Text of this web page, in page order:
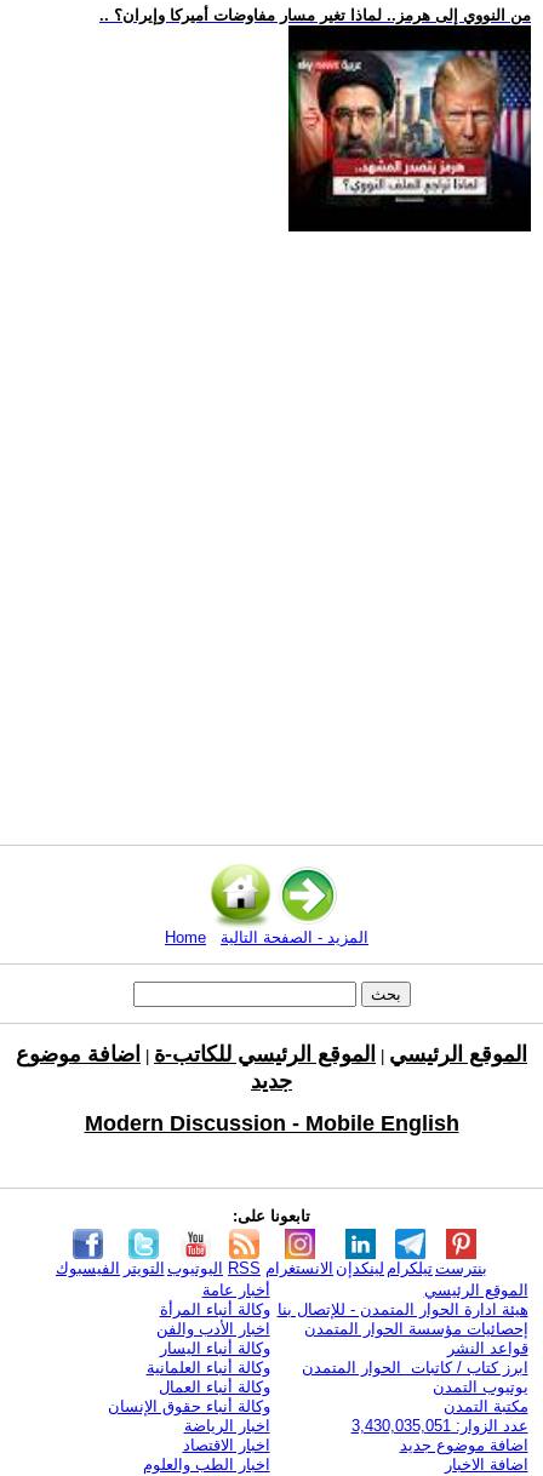
.. من النووي إلى هرمز.. لماذا تغير مسار مفاوضات أميركا وإيران؟
Home المزيد - الصفحة التالية
الموقع الرئيسي الموقع الرئيسي للكاتب-ة
اضافة موضوع
جديد
Modern Discussion - Mobile English
تابعونا على:
الفيسبوك التويتر اليوتيوب RSS الانستغرام لينكدإن تيلكرامبنترست
الموقع الرئيسي
هيئة ادارة الحوار المتمدن - للإتصال بنا
إحصائيات مؤسسة الحوار المتمدن
قواعد النشر
ابرز كتاب / كاتبات الحوار المتمدن
يوتيوب التمدن
مكتبة التمدن
عدد الزوار: 3,430,035,051
اضافة موضوع جديد
اضافة الاخبار
أخبار عامة
وكالة أنباء المرأة
اخبار الأدب والفن
وكالة أنباء اليسار
وكالة أنباء العلمانية
وكالة أنباء العمال
وكالة أنباء حقوق الإنسان
اخبار الرياضة
اخبار الاقتصاد
اخبار الطب والعلوم